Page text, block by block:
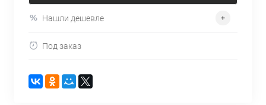
Нашли дешевле
Под заказ